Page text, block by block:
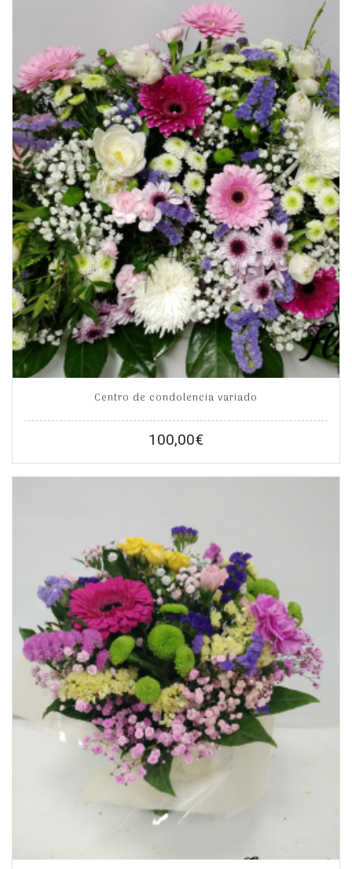
Centro de condolencia variado
100,00€